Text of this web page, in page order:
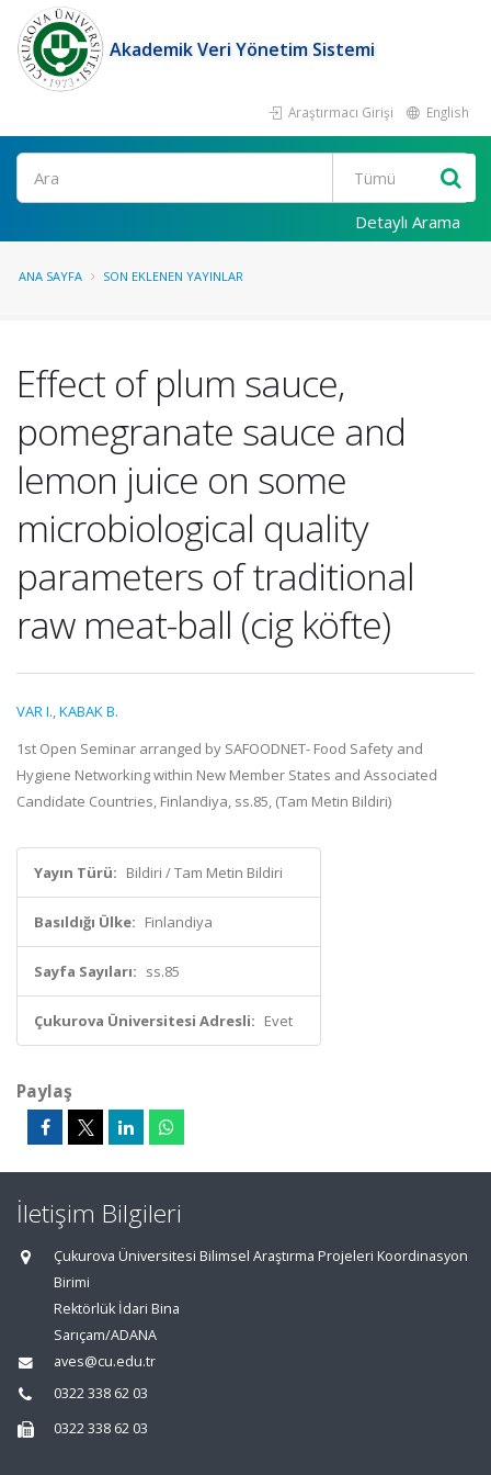
Akademik Veri Yönetim Sistemi
Araştırmacı Girişi English
Ara
Detaylı Arama
ANA SAYFA SON EKLENEN YAYINLAR
Effect of plum sauce,
pomegranate sauce and
lemon juice on some
microbiological quality
parameters of traditional
raw meat-ball (cig köfte)
VAR I.,KABAK B.
1st Open Seminar arranged by SAFOODNET- Food Safety and
Hygiene Networking within New Member States and Associated
Candidate Countries, Finlandiya, ss.85, (Tam Metin Bildiri)
Yayın Türü: Bildiri / Tam Metin Bildiri
Basıldığı Ülke: Finlandiya
Sayfa Sayıları: ss.85
Çukurova Üniversitesi Adresli: Evet
Paylaş
İletişim Bilgileri
Çukurova Üniversitesi Bilimsel Araştırma Projeleri Koordinasyon
Birimi
Rektörlük İdari Bina
Sarıçam/ADANA
aves@cu.edu.tr
0322 338 62 03
0322 338 62 03